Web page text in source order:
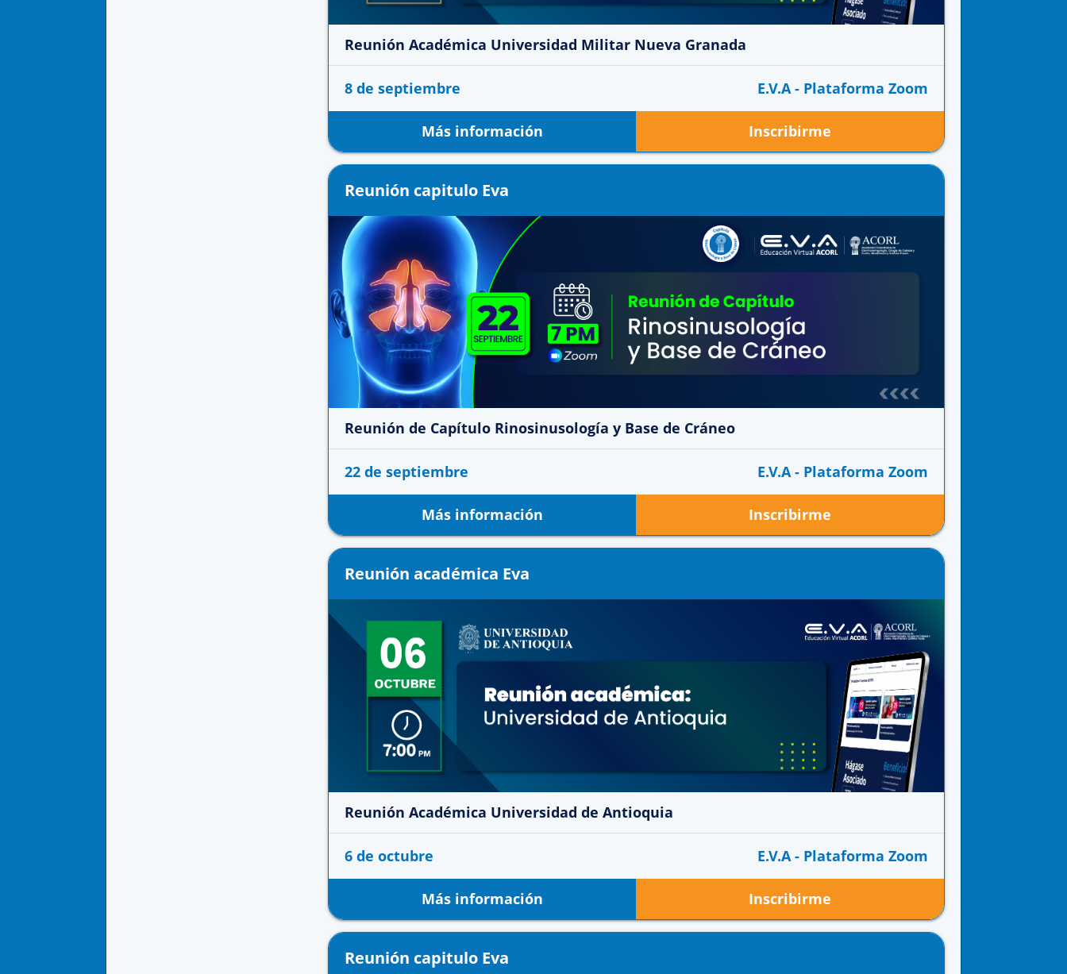
Reunión Académica Universidad Militar Nueva Granada
8 de septiembre E.V.A - Plataforma Zoom
Más información Inscribirme
Reunión capitulo Eva
Reunión de Capítulo Rinosinusología y Base de Cráneo
22 de septiembre E.V.A - Plataforma Zoom
Más información Inscribirme
Reunión académica Eva
Reunión Académica Universidad de Antioquia
6 de octubre E.V.A - Plataforma Zoom
Más información Inscribirme
Reunión capitulo Eva